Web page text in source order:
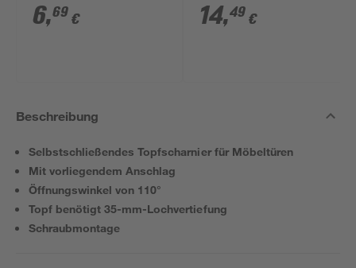
Anschlag 1 Stück
6,69 €
vorliegender
Anschlag
14,49 €
Beschreibung
Selbstschließendes Topfscharnier für Möbeltüren
Mit vorliegendem Anschlag
Öffnungswinkel von 110°
Topf benötigt 35-mm-Lochvertiefung
Schraubmontage